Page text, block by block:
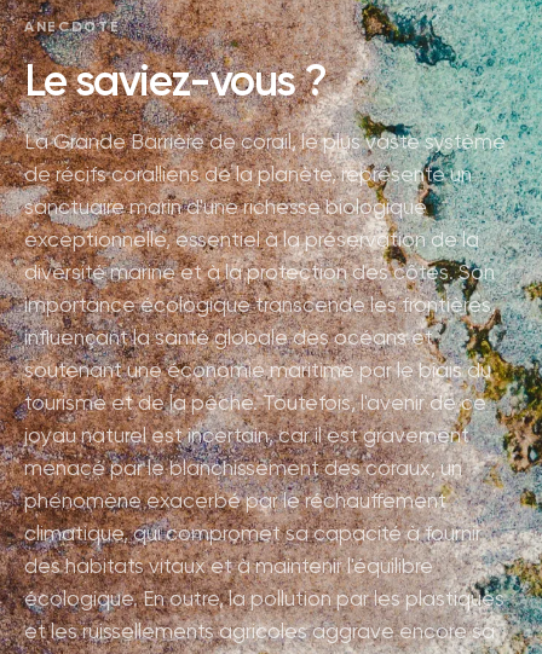
ANECDOTE
Le saviez-vous ?
La Grande Barrière de corail, le plus vaste système
de récifs coralliens de la planète, représente un
sanctuaire marin d'une richesse biologique
exceptionnelle, essentiel à la préservation de la
diversité marine et à la protection des côtes. Son
importance écologique transcende les frontières,
influençant la santé globale des océans et
soutenant une économie maritime par le biais du
tourisme et de la pêche. Toutefois, l'avenir de ce
joyau naturel est incertain, car il est gravement
menacé par le blanchissement des coraux, un
phénomène exacerbé par le réchauffement
climatique, qui compromet sa capacité à fournir
des habitats vitaux et à maintenir l'équilibre
écologique. En outre, la pollution par les plastiques
et les ruissellements agricoles aggrave encore sa